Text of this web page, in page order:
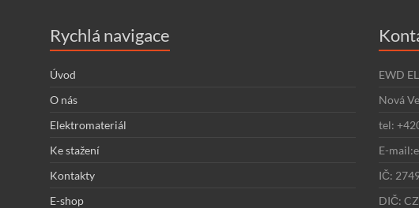
Rychlá navigace
Úvod
O nás
Elektromateriál
Ke stažení
Kontakty
E-shop
EWD
Nová
tel:
E-
IČ:
DIČ: